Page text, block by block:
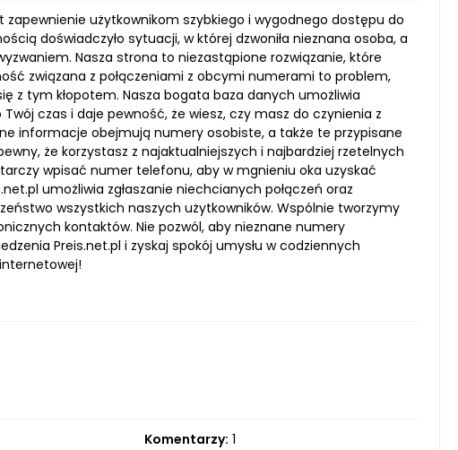
użytkownikom szybkiego i wygodnego dostępu do
doświadczyło sytuacji, w której dzwoniła nieznana osoba, a
Nasza strona to niezastąpione rozwiązanie, które
związana z połączeniami z obcymi numerami to problem,
z tym kłopotem. Nasza bogata baza danych umożliwia
czas i daje pewność, że wiesz, czy masz do czynienia z
informacje obejmują numery osobiste, a także te przypisane
że korzystasz z najaktualniejszych i najbardziej rzetelnych
wpisać numer telefonu, aby w mgnieniu oka uzyskać
umożliwia zgłaszanie niechcianych połączeń oraz
wszystkich naszych użytkowników. Wspólnie tworzymy
kontaktów. Nie pozwól, aby nieznane numery
Preis.net.pl i zyskaj spokój umysłu w codziennych
Komentarzy: 1